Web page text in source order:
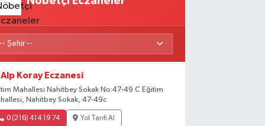
Alp Koray Eczanesi
Mahallesi Nahitbey Sokak No:47-49 C Eğitim
Nahitbey Sokak, 47-49c
0 (216) 414 19 74 Yol Tarifi Al